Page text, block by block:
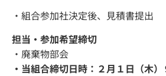
・組合参加社決定後、見積書提出
担当・参加希望締切
・廃棄物部会
・当組合締切日時：２月１日（木